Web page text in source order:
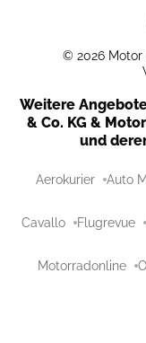
© 2026 Motor
Weitere
& Co. KG &
und
Aerokurier Auto
Cavallo Flugrevue
Motorradonline